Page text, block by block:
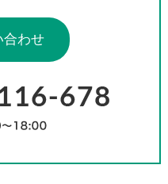
合わせ